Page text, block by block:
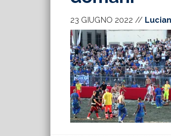
23 GIUGNO 2022 //